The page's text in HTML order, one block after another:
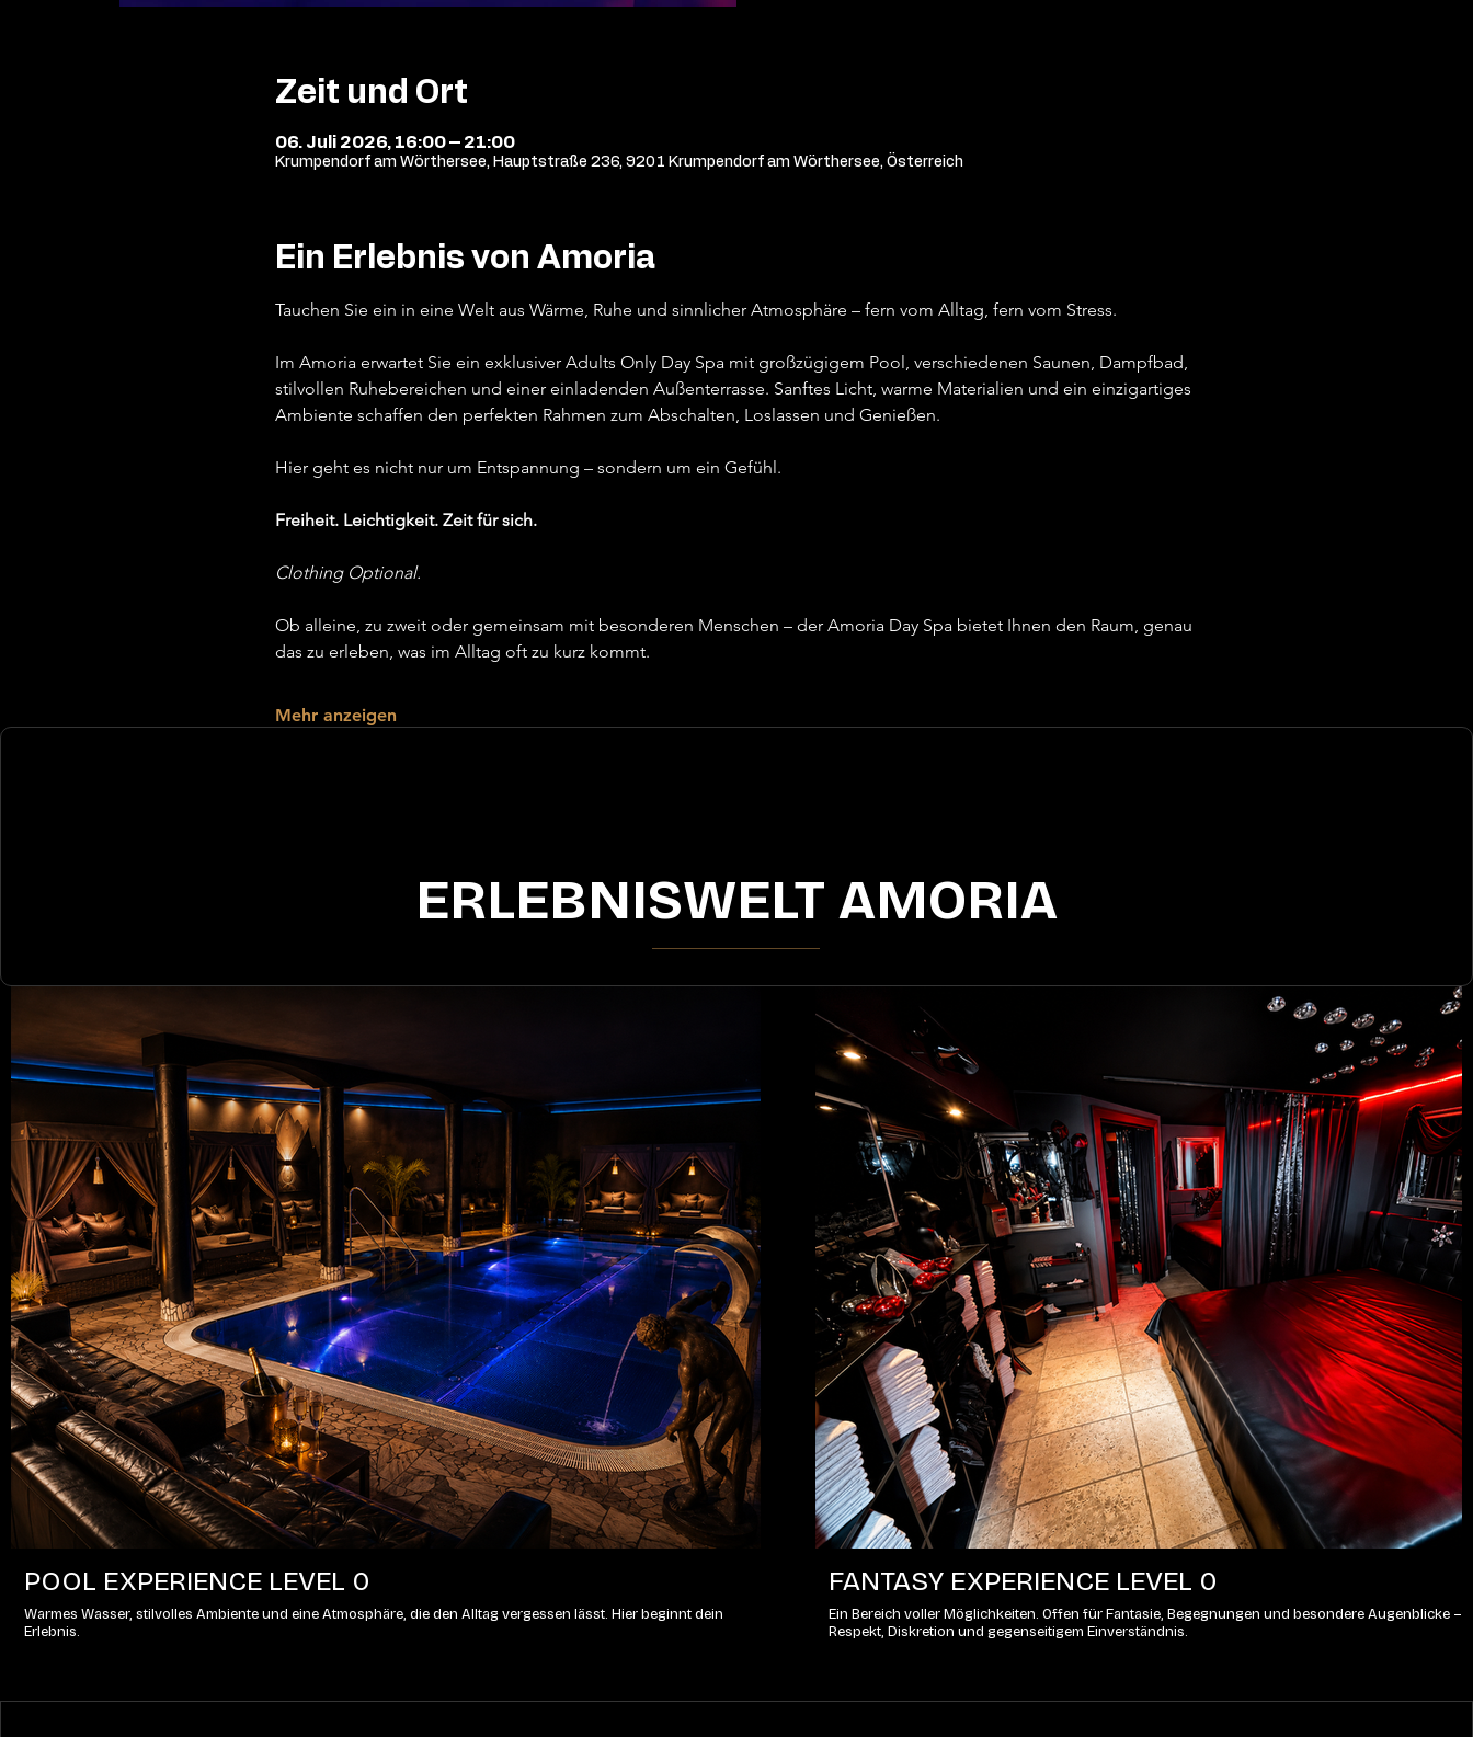
Zeit und Ort
06. Juli 2026, 16:00 – 21:00
Krumpendorf am Wörthersee, Hauptstraße 236, 9201 Krumpendorf am Wörthersee, Österreich
Ein Erlebnis von Amoria
Tauchen Sie ein in eine Welt aus Wärme, Ruhe und sinnlicher Atmosphäre – fern vom Alltag, fern vom Stress.
Im Amoria erwartet Sie ein exklusiver Adults Only Day Spa mit großzügigem Pool, verschiedenen Saunen, Dampfbad,
stilvollen Ruhebereichen und einer einladenden Außenterrasse. Sanftes Licht, warme Materialien und ein einzigartiges
Ambiente schaffen den perfekten Rahmen zum Abschalten, Loslassen und Genießen.
Hier geht es nicht nur um Entspannung – sondern um ein Gefühl.
Freiheit. Leichtigkeit. Zeit für sich.
Clothing Optional.
Ob alleine, zu zweit oder gemeinsam mit besonderen Menschen – der Amoria Day Spa bietet Ihnen den Raum, genau
das zu erleben, was im Alltag oft zu kurz kommt.
Mehr anzeigen
ERLEBNISWELT AMORIA
POOL EXPERIENCE LEVEL 0
Warmes Wasser, stilvolles Ambiente und eine Atmosphäre, die den Alltag vergessen lässt. Hier beginnt dein
Erlebnis.
FANTASY EXPERIENCE LEVEL 0
Ein Bereich voller Möglichkeiten. Offen für Fantasie, Begegnungen und besondere Augenblicke –
Respekt, Diskretion und gegenseitigem Einverständnis.